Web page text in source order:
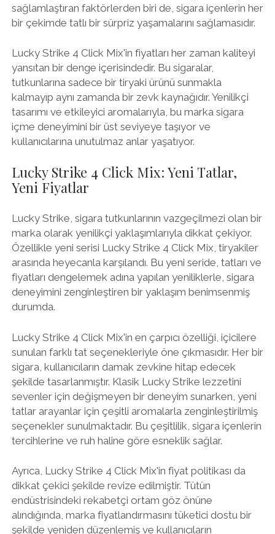
sağlamlaştıran faktörlerden biri de, sigara içenlerin her
bir çekimde tatlı bir sürpriz yaşamalarını sağlamasıdır.
Lucky Strike 4 Click Mix'in fiyatları her zaman kaliteyi
yansıtan bir denge içerisindedir. Bu sigaralar,
tutkunlarına sadece bir tiryaki ürünü sunmakla
kalmayıp aynı zamanda bir zevk kaynağıdır. Yenilikçi
tasarımı ve etkileyici aromalarıyla, bu marka sigara
içme deneyimini bir üst seviyeye taşıyor ve
kullanıcılarına unutulmaz anlar yaşatıyor.
Lucky Strike 4 Click Mix: Yeni Tatlar,
Yeni Fiyatlar
Lucky Strike, sigara tutkunlarının vazgeçilmezi olan bir
marka olarak yenilikçi yaklaşımlarıyla dikkat çekiyor.
Özellikle yeni serisi Lucky Strike 4 Click Mix, tiryakiler
arasında heyecanla karşılandı. Bu yeni seride, tatları ve
fiyatları dengelemek adına yapılan yeniliklerle, sigara
deneyimini zenginleştiren bir yaklaşım benimsenmiş
durumda.
Lucky Strike 4 Click Mix'in en çarpıcı özelliği, içicilere
sunulan farklı tat seçenekleriyle öne çıkmasıdır. Her bir
sigara, kullanıcıların damak zevkine hitap edecek
şekilde tasarlanmıştır. Klasik Lucky Strike lezzetini
sevenler için değişmeyen bir deneyim sunarken, yeni
tatlar arayanlar için çeşitli aromalarla zenginleştirilmiş
seçenekler sunulmaktadır. Bu çeşitlilik, sigara içenlerin
tercihlerine ve ruh haline göre esneklik sağlar.
Ayrıca, Lucky Strike 4 Click Mix'in fiyat politikası da
dikkat çekici şekilde revize edilmiştir. Tütün
endüstrisindeki rekabetçi ortam göz önüne
alındığında, marka fiyatlandırmasını tüketici dostu bir
şekilde yeniden düzenlemiş ve kullanıcıların